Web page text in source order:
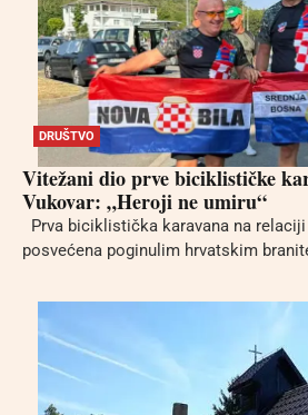
DRUŠTVO
Vitežani dio prve biciklističke
Vukovar: „Heroji ne umiru“
Prva biciklistička karavana na
posvećena poginulim hrvatskim